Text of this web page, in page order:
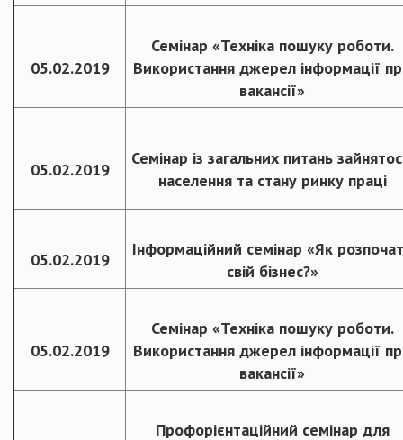
05.02.2019
Семінар «Техніка пошуку роботи.
Використання джерел інформації
вакансії»
05.02.2019
Семінар із загальних питань
населення та стану ринку праці
05.02.2019
Інформаційний семінар «Як
свій бізнес?»
05.02.2019
Семінар «Техніка пошуку роботи.
Використання джерел інформації
вакансії»
Профорієнтаційний семінар для